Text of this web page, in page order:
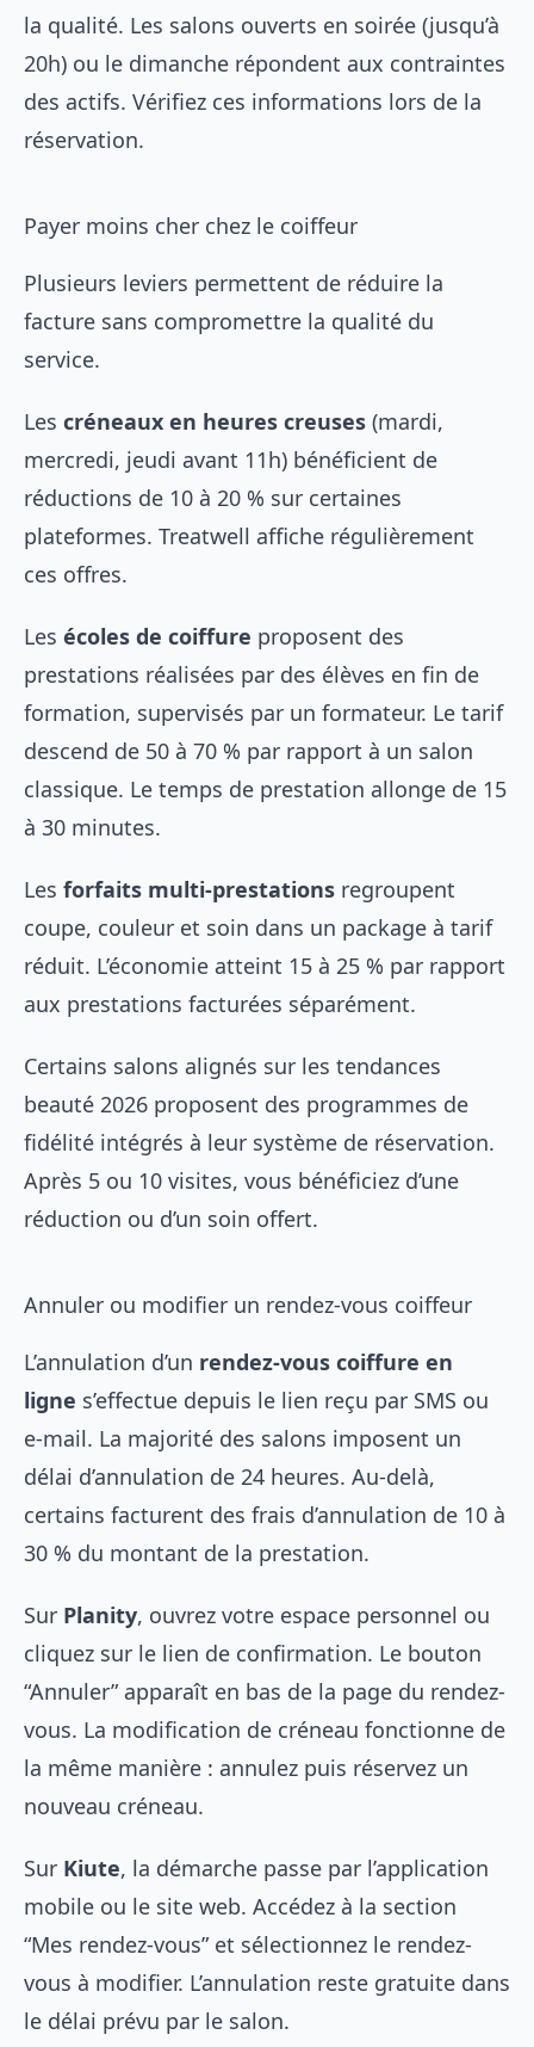
la qualité. Les salons ouverts en soirée (jusqu’à
20h) ou le dimanche répondent aux contraintes
des actifs. Vérifiez ces informations lors de la
réservation.
Payer moins cher chez le coiffeur
Plusieurs leviers permettent de réduire la
facture sans compromettre la qualité du
service.
Les créneaux en heures creuses (mardi,
mercredi, jeudi avant 11h) bénéficient de
réductions de 10 à 20 % sur certaines
plateformes. Treatwell affiche régulièrement
ces offres.
Les écoles de coiffure proposent des
prestations réalisées par des élèves en fin de
formation, supervisés par un formateur. Le tarif
descend de 50 à 70 % par rapport à un salon
classique. Le temps de prestation allonge de 15
à 30 minutes.
Les forfaits multi-prestations regroupent
coupe, couleur et soin dans un package à tarif
réduit. L’économie atteint 15 à 25 % par rapport
aux prestations facturées séparément.
Certains salons alignés sur les tendances
beauté 2026 proposent des programmes de
fidélité intégrés à leur système de réservation.
Après 5 ou 10 visites, vous bénéficiez d’une
réduction ou d’un soin offert.
Annuler ou modifier un rendez-vous coiffeur
L’annulation d’un rendez-vous coiffure en
ligne s’effectue depuis le lien reçu par SMS ou
e-mail. La majorité des salons imposent un
délai d’annulation de 24 heures. Au-delà,
certains facturent des frais d’annulation de 10 à
30 % du montant de la prestation.
Sur Planity, ouvrez votre espace personnel ou
cliquez sur le lien de confirmation. Le bouton
“Annuler” apparaît en bas de la page du rendez-
vous. La modification de créneau fonctionne de
la même manière : annulez puis réservez un
nouveau créneau.
Sur Kiute, la démarche passe par l’application
mobile ou le site web. Accédez à la section
“Mes rendez-vous” et sélectionnez le rendez-
vous à modifier. L’annulation reste gratuite dans
le délai prévu par le salon.